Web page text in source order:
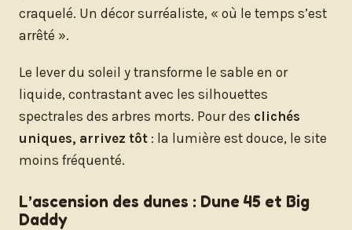
craquelé. Un décor surréaliste, « où le temps s’est
arrêté ».
Le lever du soleil y transforme le sable en or
liquide, contrastant avec les silhouettes
spectrales des arbres morts. Pour des clichés
uniques, arrivez tôt : la lumière est douce, le site
moins fréquenté.
L’ascension des dunes : Dune 45 et Big
Daddy